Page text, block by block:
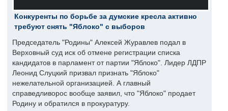
Конкуренты по борьбе за думские кресла активно
требуют снять "Яблоко" с выборов
Председатель "Родины" Алексей Журавлев подал в
Верховный суд иск об отмене регистрации списка
кандидатов в парламент от партии "Яблоко". Лидер ЛДПР
Леонид Слуцкий призвал признать "Яблоко"
нежелательной организацией. А главный
справедливорос вообще заявил, что "Яблоко" продает
Родину и обратился в прокуратуру.